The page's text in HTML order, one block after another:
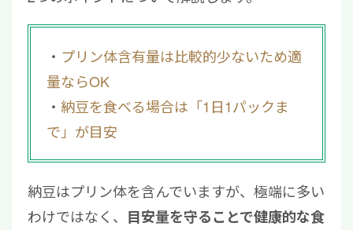
プリン体含有量は比較的少ないため適
量ならOK
納豆を食べる場合は「1日1パックま
で」が目安
納豆はプリン体を含んでいますが、極端に多い
わけではなく、 目安量を守ることで健康的な食